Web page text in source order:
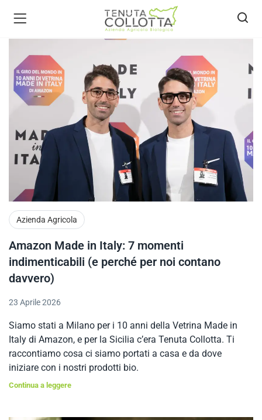
bio )
Azienda Agricola
Amazon Made in Italy: 7 momenti
indimenticabili (e perché per noi contano
davvero)
23 Aprile 2026
Siamo stati a Milano per i 10 anni della Vetrina Made in
Italy di Amazon, e per la Sicilia c’era Tenuta Collotta. Ti
raccontiamo cosa ci siamo portati a casa e da dove
iniziare con i nostri prodotti bio.
Continua a leggere